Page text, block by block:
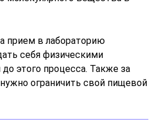
прием в лабораторию
себя физическими
до этого процесса. Также за
ограничить свой пищевой